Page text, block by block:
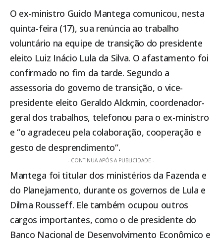
O ex-ministro Guido Mantega comunicou, nesta
quinta-feira (17), sua renúncia ao trabalho
voluntário na equipe de transição do presidente
eleito Luiz Inácio Lula da Silva. O afastamento foi
confirmado no fim da tarde. Segundo a
assessoria do governo de transição, o vice-
presidente eleito Geraldo Alckmin, coordenador-
geral dos trabalhos, telefonou para o ex-ministro
e “o agradeceu pela colaboração, cooperação e
gesto de desprendimento”.
- CONTINUA APÓS A PUBLICIDADE -
Mantega foi titular dos ministérios da Fazenda e
do Planejamento, durante os governos de Lula e
Dilma Rousseff. Ele também ocupou outros
cargos importantes, como o de presidente do
Banco Nacional de Desenvolvimento Econômico e